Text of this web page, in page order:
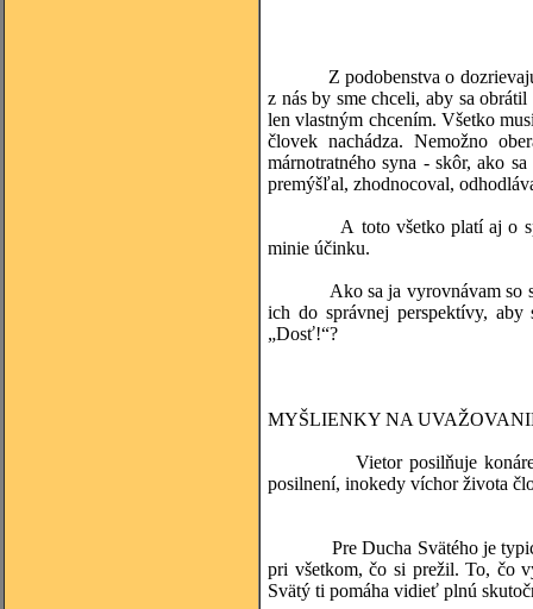
Z podobenstva o
z nás by sme chceli, aby sa
len vlastným chcením. Všetko
človek nachádza. Nemožno
márnotratného syna - skôr, ako
premýšľal, zhodnocoval,
A toto všetko platí aj o
minie účinku.
Ako sa ja vyrovnávam so
ich do správnej perspektívy,
„Dosť!“?
MYŠLIENKY NA
Vietor posilňuje konáre
posilnení, inokedy víchor života
Pre Ducha Svätého je typické,
pri všetkom, čo si prežil. To, čo
Svätý ti pomáha vidieť plnú